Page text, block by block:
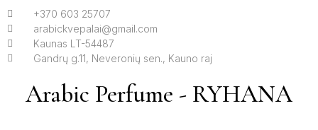
+370 603 25707
arabickvepalai@gmail.com
Kaunas LT-54487
Gandrų g.11, Neveronių sen., Kauno raj
Arabic Perfume - RYHANA